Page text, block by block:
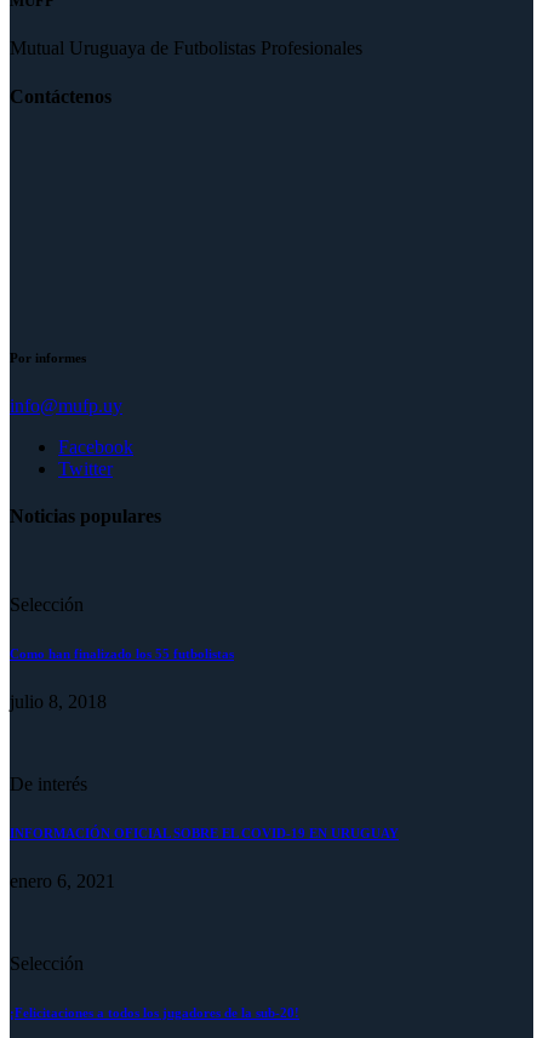
Mutual Uruguaya de Futbolistas Profesionales
Contáctenos
Por informes
info@mufp.uy
Facebook
Twitter
Noticias populares
Selección
Como han finalizado los 55 futbolistas
julio 8, 2018
De interés
INFORMACIÓN OFICIAL SOBRE EL COVID-19 EN URUGUAY
enero 6, 2021
Selección
¡Felicitaciones a todos los jugadores de la sub-20!